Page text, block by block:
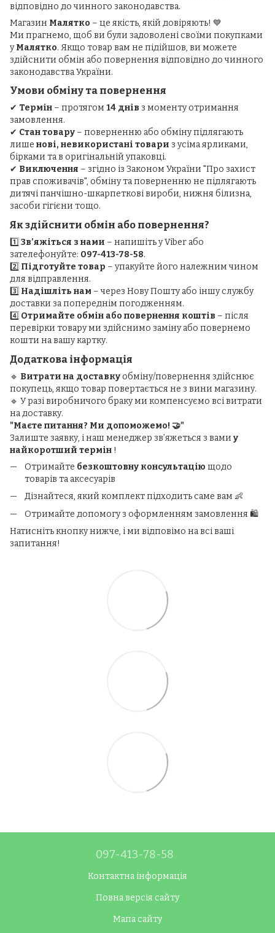
відповідно до чинного законодавства.
Магазин Малятко – це якість, якій довіряють! 💙
Ми прагнемо, щоб ви були задоволені своїми покупками
уМалятко. Якщо товар вам не підійшов, ви можете
здійснити обмін або повернення відповідно до чинного
законодавства України.
Умови обміну та повернення
✔ Термін – протягом 14 днів з моменту отримання
замовлення.
✔ Стан товару – поверненню або обміну підлягають
лише нові, невикористані товари з усіма ярликами,
бірками та в оригінальній упаковці.
✔ Виключення – згідно із Законом України "Про захист
прав споживачів", обміну та поверненню не підлягають
дитячі панчішно-шкарпеткові вироби, нижня білизна,
засоби гігієни тощо.
Як здійснити обмін або повернення?
1️⃣ Зв’яжіться з нами – напишіть у Viber або
зателефонуйте: 097-413-78-58.
2️⃣ Підготуйте товар – упакуйте його належним чином
для відправлення.
3️⃣ Надішліть нам – через Нову Пошту або іншу службу
доставки за попереднім погодженням.
4️⃣ Отримайте обмін або повернення коштів – після
перевірки товару ми здійснимо заміну або повернемо
кошти на вашу картку.
Додаткова інформація
🔹 Витрати на доставкуобміну/повернення здійснює
покупець, якщо товар повертається не з вини магазину.
🔹 У разі виробничого браку ми компенсуємо всі витрати
на доставку.
"Маєте питання? Ми допоможемо! 🤝"
Залиште заявку, і наш менеджер зв’яжеться з вами у
найкоротший термін !
Отримайте безкоштовну консультацію щодо
товарів та аксесуарів
Дізнайтеся, який комплект підходить саме вам 👶
Отримайте допомогу з оформленням замовлення 🛍️
Натисніть кнопку нижче, і ми відповімо на всі ваші
запитання!
097-413-78-58
Контактна інформація
Повна версія сайту
Мапа сайту